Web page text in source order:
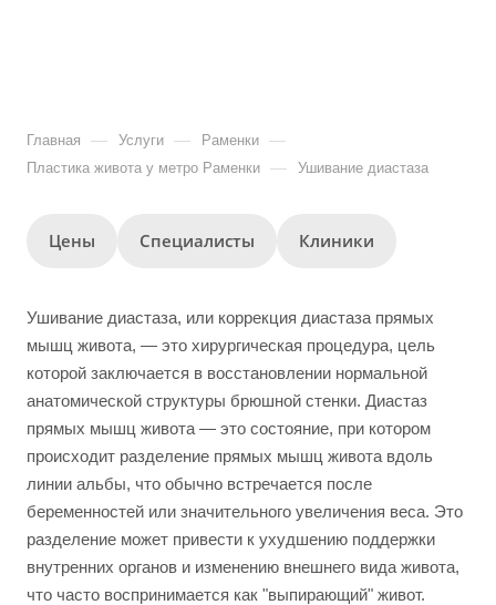
Главная — Услуги — Раменки —
Пластика живота у метро Раменки — Ушивание диастаза
Цены Специалисты Клиники
Ушивание диастаза, или коррекция диастаза прямых
мышц живота, — это хирургическая процедура, цель
которой заключается в восстановлении нормальной
анатомической структуры брюшной стенки. Диастаз
прямых мышц живота — это состояние, при котором
происходит разделение прямых мышц живота вдоль
линии альбы, что обычно встречается после
беременностей или значительного увеличения веса. Это
разделение может привести к ухудшению поддержки
внутренних органов и изменению внешнего вида живота,
что часто воспринимается как "выпирающий" живот.